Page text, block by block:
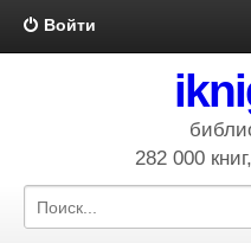
Войти
282 000